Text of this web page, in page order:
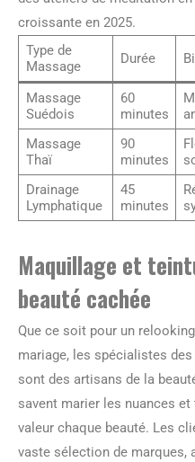
croissante en 2025.
Type de
Massage
Durée
Massage
Suédois
60
minutes
Massage
Thaï
90
minutes
Drainage
Lymphatique
45
minutes
Maquillage et
beauté cachée
Que ce soit pour un
mariage, les spécialistes
sont des artisans de la
savent marier les nuances
valeur chaque beauté. Les
vaste sélection de marques,